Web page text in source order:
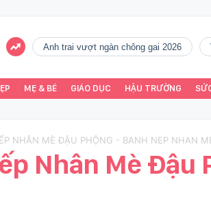
Anh trai vượt ngàn chông gai 2026
MẸ & BÉ GIÁO DỤC HẬU TRƯỜNG
NHÂN MÈ ĐẬU PHỘNG - BANH NEP NHAN
Nhân Mè Đậu